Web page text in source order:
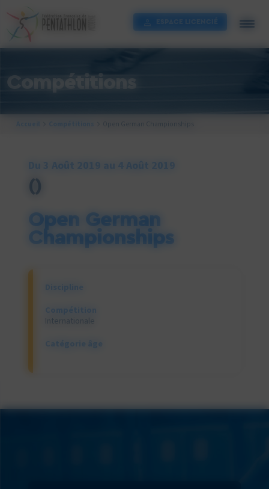
Compétitions
Du 3 Août 2019 au 4 Août 2019
()
Open German
Championships
Compétition
Internationale